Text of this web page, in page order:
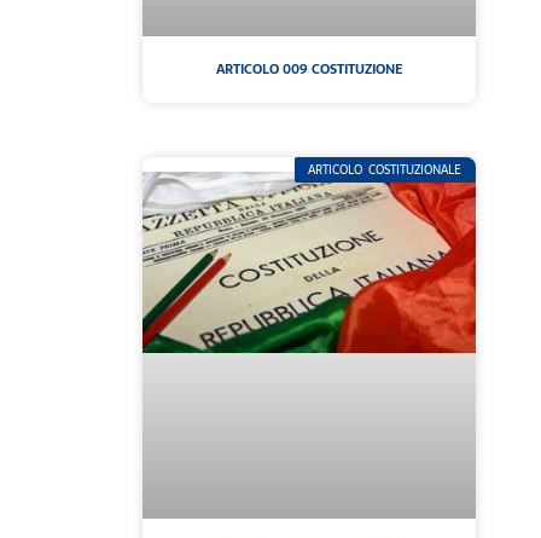
ARTICOLO 009 COSTITUZIONE
ARTICOLO COSTITUZIONALE